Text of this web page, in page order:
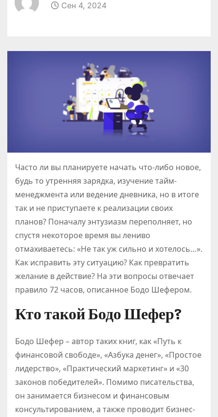
Сен 4, 2024
Часто ли вы планируете начать что-либо новое,
будь то утренняя зарядка, изучение тайм-
менеджмента или ведение дневника, но в итоге
так и не приступаете к реализации своих
планов? Поначалу энтузиазм переполняет, но
спустя некоторое время вы лениво
отмахиваетесь: «Не так уж сильно и хотелось…».
Как исправить эту ситуацию? Как превратить
желание в действие? На эти вопросы отвечает
правило 72 часов, описанное Бодо Шефером.
Кто такой Бодо Шефер?
Бодо Шефер – автор таких книг, как «Путь к
финансовой свободе», «Азбука денег», «Простое
лидерство», «Практический маркетинг» и «30
законов победителей». Помимо писательства,
он занимается бизнесом и финансовым
консультированием, а также проводит бизнес-